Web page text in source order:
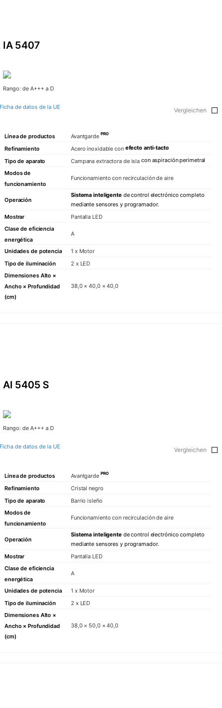
IA 5407
Rango: de A+++ a D
Ficha de datos de la UE Vergleichen
Línea de productos Avantgarde PRO
Refinamiento Acero inoxidable con efecto anti-tacto
Tipo de aparato
Campana extractora de islacon aspiración perimetral
Modos de
funcionamiento
Funcionamiento con recirculación de aire
Operación
Sistema inteligente de control electrónico completo
mediante sensores y programador.
Mostrar
Pantalla LED
Clase de eficiencia
energética
A
Unidades de potencia
1 x Motor
Tipo de iluminación
2 x LED
Dimensiones Alto ×
Ancho × Profundidad
(cm)
38,0 × 40,0 × 40,0
AI 5405 S
Rango: de A+++ a D
Ficha de datos de la UE Vergleichen
Línea de productos Avantgarde PRO
Refinamiento
Cristal negro
Tipo de aparato
Barrio isleño
Modos de
funcionamiento
Funcionamiento con recirculación de aire
Operación
Sistema inteligente de control electrónico completo
mediante sensores y programador.
Mostrar
Pantalla LED
Clase de eficiencia
energética
A
Unidades de potencia
1 x Motor
Tipo de iluminación
2 x LED
Dimensiones Alto ×
Ancho × Profundidad
(cm)
38,0 × 50,0 × 40,0